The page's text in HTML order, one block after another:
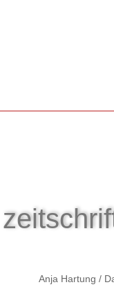
Anja Hartung /